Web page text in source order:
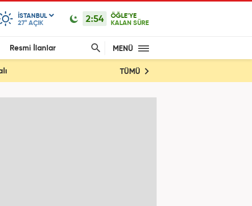
ISTANBUL
27° AÇIK 2:54
ÖĞLE'YE
KALAN SÜRE
Resmi İlanlar MENÜ
TÜMÜ